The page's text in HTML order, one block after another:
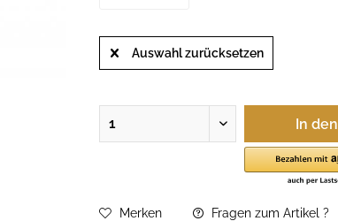
Auswahl zurücksetzen
In den
Merken Fragen zum Artikel ?